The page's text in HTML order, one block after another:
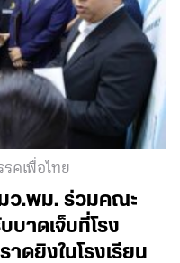
คเพื่อไทย
ว.พม. ร่วมคณะ
บาดเจ็บที่โรง
ดยิงในโรงเรียน